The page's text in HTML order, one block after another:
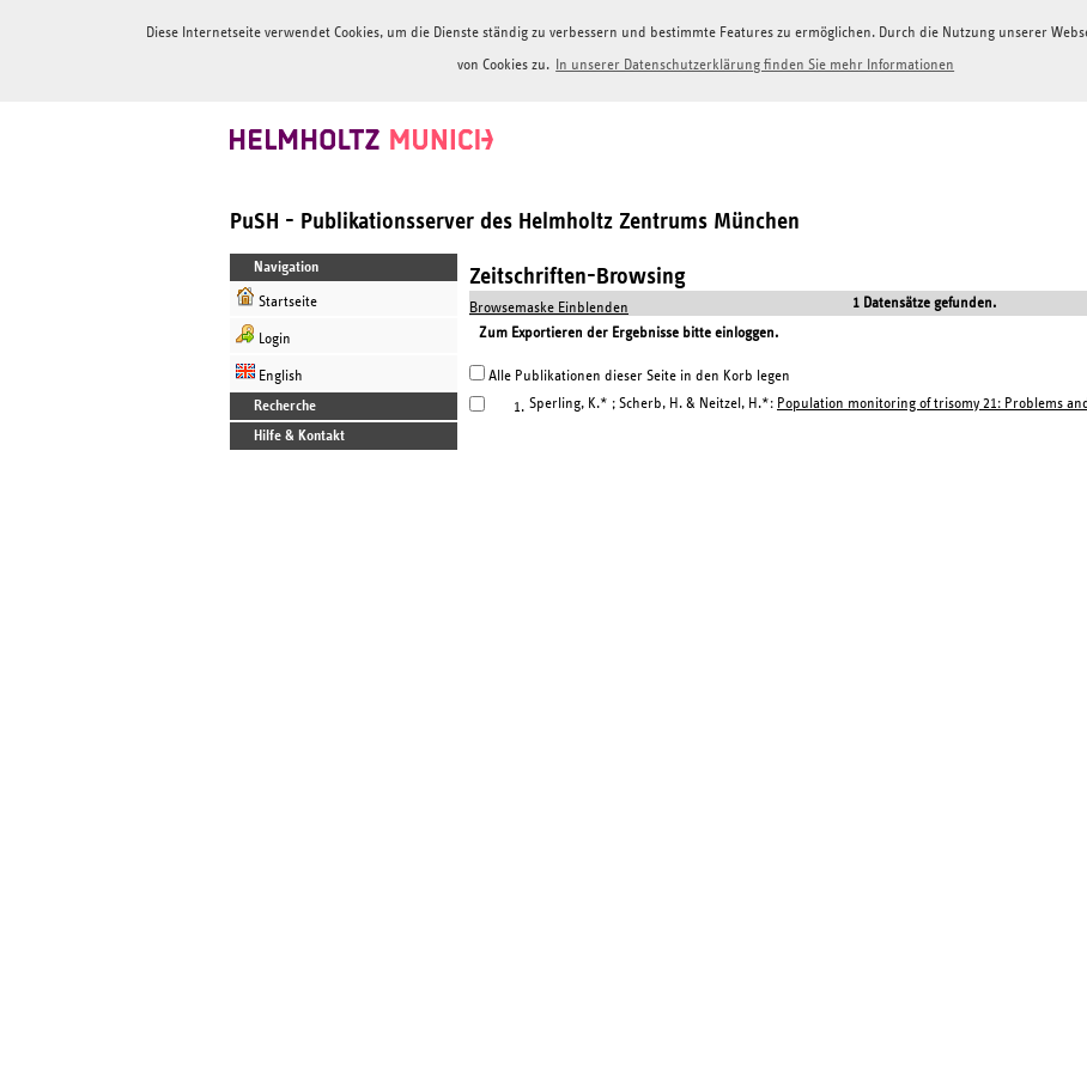
Diese Internetseite verwendet Cookies, um die Dienste ständig zu verbessern und bestimmte Features zu ermöglichen. Durch die Nutzung unserer
von Cookies zu. In unserer Datenschutzerklärung finden Sie mehr Informationen
PuSH - Publikationsserver des Helmholtz Zentrums München
Navigation
Startseite
Login
English
Recherche
Hilfe & Kontakt
Zeitschriften-Browsing
Browsemaske Einblenden
1 Datensätze gefunden.
Zum Exportieren der Ergebnisse bitte einloggen.
Alle Publikationen dieser Seite in den Korb legen
1. Sperling, K.* ; Scherb, H. & Neitzel, H.*: Population monitoring of trisomy 21: Problems